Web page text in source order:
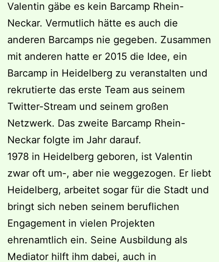
Valentin gäbe es kein Barcamp Rhein-
Neckar. Vermutlich hätte es auch die
anderen Barcamps nie gegeben. Zusammen
mit anderen hatte er 2015 die Idee, ein
Barcamp in Heidelberg zu veranstalten und
rekrutierte das erste Team aus seinem
Twitter-Stream und seinem großen
Netzwerk. Das zweite Barcamp Rhein-
Neckar folgte im Jahr darauf.
1978 in Heidelberg geboren, ist Valentin
zwar oft um-, aber nie weggezogen. Er liebt
Heidelberg, arbeitet sogar für die Stadt und
bringt sich neben seinem beruflichen
Engagement in vielen Projekten
ehrenamtlich ein. Seine Ausbildung als
Mediator hilft ihm dabei, auch in